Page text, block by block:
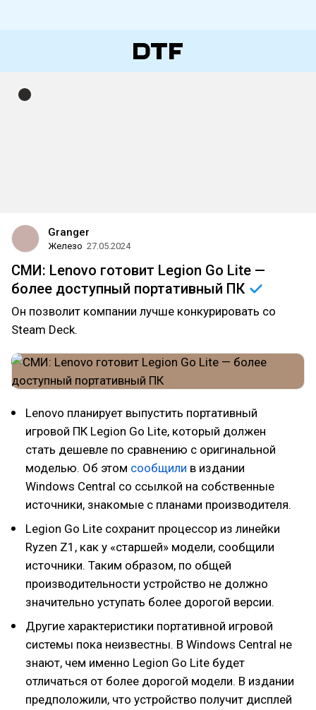
Granger
Железо 27.05.2024
СМИ: Lenovo готовит Legion Go Lite —
более доступный портативный ПК
Он позволит компании лучше конкурировать со
Steam Deck.
Lenovo планирует выпустить портативный
игровой ПК Legion Go Lite, который должен
стать дешевле по сравнению с оригинальной
моделью. Об этом сообщили в издании
Windows Central со ссылкой на собственные
источники, знакомые с планами производителя.
Legion Go Lite сохранит процессор из линейки
Ryzen Z1, как у «старшей» модели, сообщили
источники. Таким образом, по общей
производительности устройство не должно
значительно уступать более дорогой версии.
Другие характеристики портативной игровой
системы пока неизвестны. В Windows Central не
знают, чем именно Legion Go Lite будет
отличаться от более дорогой модели. В издании
предположили, что устройство получит дисплей